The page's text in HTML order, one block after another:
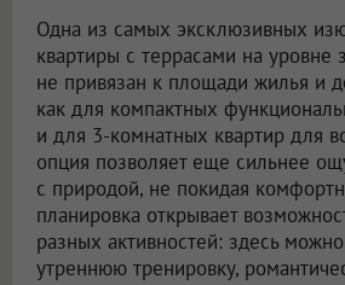
Одна из самых эксклюзивных
квартиры с террасами на уровне
не привязан к площади жилья и
как для компактных
и для 3-комнатных квартир для
опция позволяет еще сильнее
с природой, не покидая
планировка открывает
разных активностей: здесь
утреннюю тренировку,